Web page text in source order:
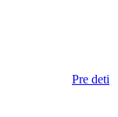
Pre deti